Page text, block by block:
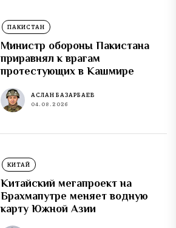
ПАКИСТАН
Министр обороны Пакистана
приравнял к врагам
протестующих в Кашмире
АСЛАН БАЗАРБАЕВ
04.08.2026
КИТАЙ
Китайский мегапроект на
Брахмапутре меняет водную
карту Южной Азии